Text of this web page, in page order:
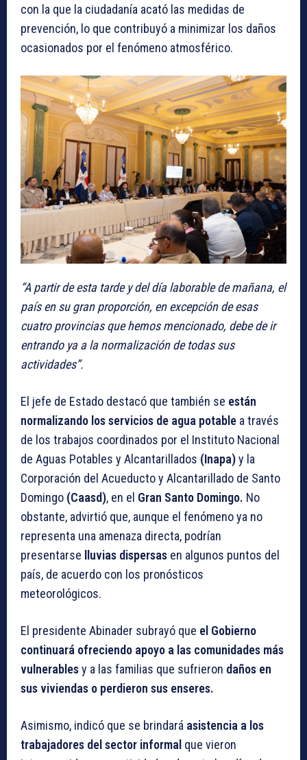
con la que la ciudadanía acató las medidas de
prevención, lo que contribuyó a minimizar los daños
ocasionados por el fenómeno atmosférico.
“A partir de esta tarde y del día laborable de mañana, el
país en su gran proporción, en excepción de esas
cuatro provincias que hemos mencionado, debe de ir
entrando ya a la normalización de todas sus
actividades”.
El jefe de Estado destacó que también se están
normalizando los servicios de agua potable a través
de los trabajos coordinados por el Instituto Nacional
de Aguas Potables y Alcantarillados (Inapa)y la
Corporación del Acueducto y Alcantarillado de Santo
Domingo (Caasd), en el Gran Santo Domingo. No
obstante, advirtió que, aunque el fenómeno ya no
representa una amenaza directa, podrían
presentarse
lluvias dispersas en algunos puntos del
país, de acuerdo con los pronósticos
meteorológicos.
El presidente Abinader subrayó que el Gobierno
continuará ofreciendo apoyo a las comunidades más
vulnerablesy a las familias que sufrieron daños en
sus viviendas o perdieron sus enseres.
Asimismo, indicó que se brindará asistencia a los
trabajadores del sector informal que vieron